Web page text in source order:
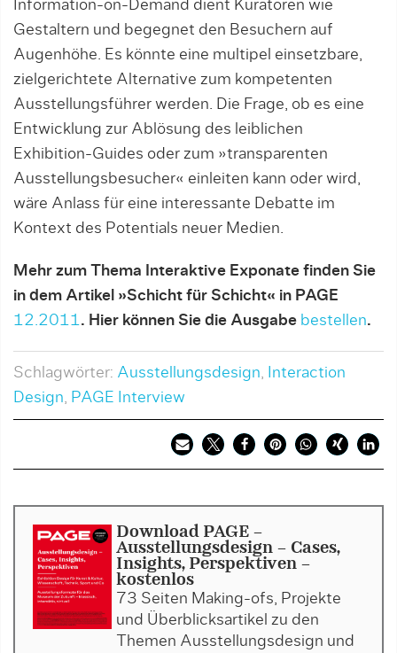
Information-on-Demand dient Kuratoren wie
Gestaltern und begegnet den Besuchern auf
Augenhöhe. Es könnte eine multipel einsetzbare,
zielgerichtete Alternative zum kompetenten
Ausstellungsführer werden. Die Frage, ob es eine
Entwicklung zur Ablösung des leiblichen
Exhibition-Guides oder zum »transparenten
Ausstellungsbesucher« einleiten kann oder wird,
wäre Anlass für eine interessante Debatte im
Kontext des Potentials neuer Medien.
Mehr zum Thema Interaktive Exponate finden Sie
in dem Artikel »Schicht für Schicht« in PAGE
12.2011 . Hier können Sie die Ausgabe bestellen.
Schlagwörter: Ausstellungsdesign
Interaction
Design
PAGE Interview
Download PAGE -
Ausstellungsdesign - Cases,
Insights, Perspektiven -
kostenlos
73 Seiten Making-ofs, Projekte
und Überblicksartikel zu den
Themen Ausstellungsdesign und